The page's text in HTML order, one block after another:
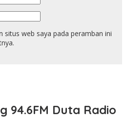
situs web saya pada peramban ini
94.6FM Duta Radio